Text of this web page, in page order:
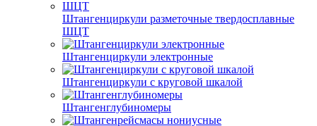
Штангенциркули разметочные твердосплавные
ШЦТ
Штангенциркули электронные
Штангенциркули с круговой шкалой
Штангенглубиномеры